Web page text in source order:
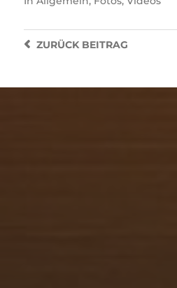
ZURÜCKBEITRAG